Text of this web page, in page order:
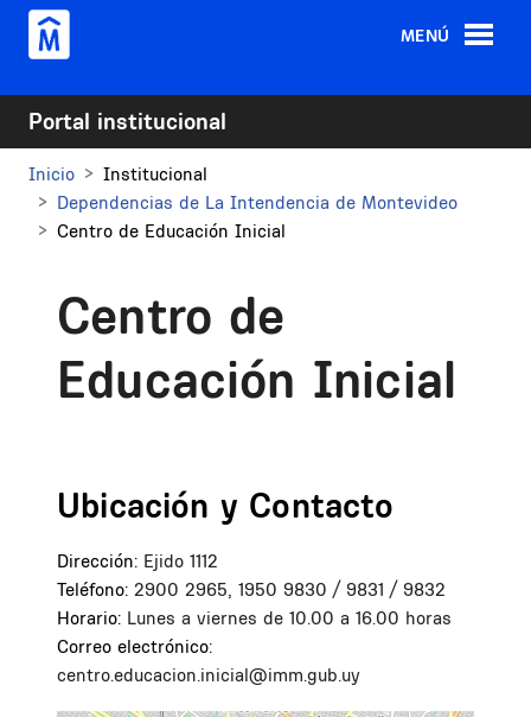
Pasar al contenido principal
MENÚ
Portal institucional
Inicio
Institucional
Dependencias de La Intendencia de Montevideo
Centro de Educación Inicial
Centro de
Educación Inicial
Ubicación y Contacto
Dirección: Ejido 1112
Teléfono: 2900 2965, 1950 9830 / 9831 / 9832
Horario: Lunes a viernes de 10.00 a 16.00 horas
Correo electrónico:
centro.educacion.inicial@imm.gub.uy